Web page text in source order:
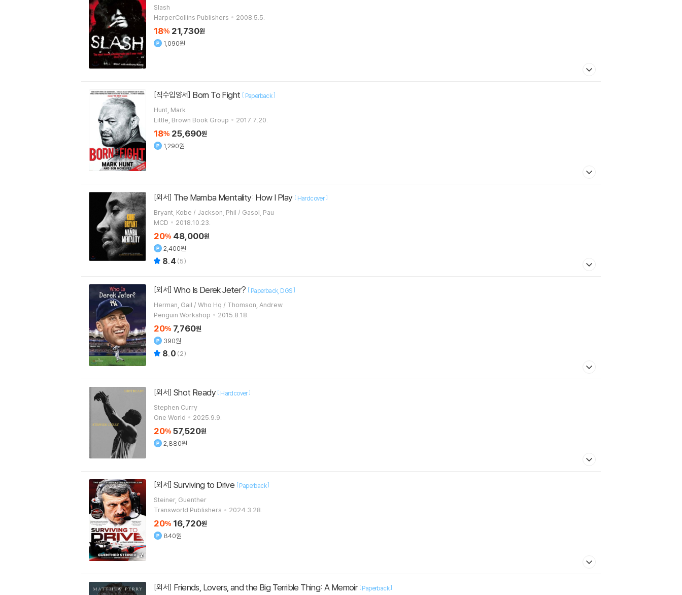
Slash
HarperCollins Publishers
2008.5.5.
18% 21,730원
1,090원
[직수입양서] Born To Fight [ Paperback]
Hunt, Mark
Little, Brown Book Group
2017.7.20.
18% 25,690원
1,290원
[외서] The Mamba Mentality: How I Play [ Hardcover]
Bryant, Kobe / Jackson, Phil / Gasol, Pau
MCD
2018.10.23.
20% 48,000원
2,400원
8.4 (5)
[외서] Who Is Derek Jeter? [ Paperback DGS]
Herman, Gail / Who Hq / Thomson, Andrew
Penguin Workshop
2015.8.18.
20% 7,760원
390원
8.0 (2)
[외서] Shot Ready [ Hardcover]
Stephen Curry
One World
2025.9.9.
20% 57,520원
2,880원
[외서] Surviving to Drive [Paperback]
Steiner, Guenther
Transworld Publishers
2024.3.28.
20% 16,720원
840원
[외서] Friends, Lovers, and the Big Terrible Thing: A Memoir [Paperback]